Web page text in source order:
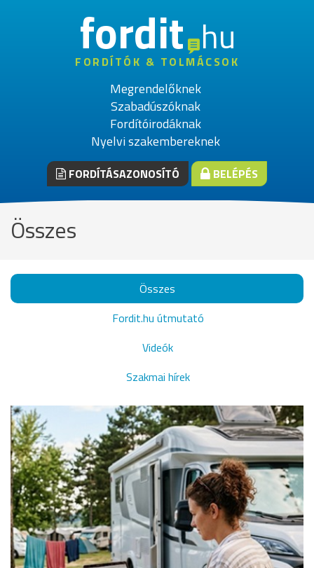
fordithu
FORDÍTÓK & TOLMÁCSOK
Megrendelőknek
Szabadúszóknak
Fordítóirodáknak
Nyelvi szakembereknek
FORDÍTÁSAZONOSÍTÓ BELÉPÉS
Összes
Összes
Fordit.hu útmutató
Videók
Szakmai hírek